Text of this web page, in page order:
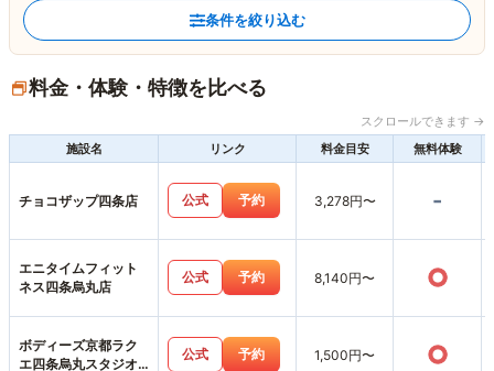
条件を絞り込む
料金・体験・特徴を比べる
スクロールできます →
施設名
リンク 料金目安 無料体験
チョコザップ四条店 公式 予約 3,278円〜 -
エニタイムフィット
ネス四条烏丸店
公式 予約 8,140円〜 ○
ボディーズ京都ラク
エ四条烏丸スタジオ
公式 予約 1,500円〜 ○